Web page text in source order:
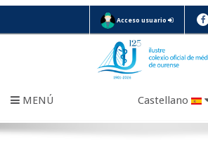
Acceso usuario
MENÚ Castellano